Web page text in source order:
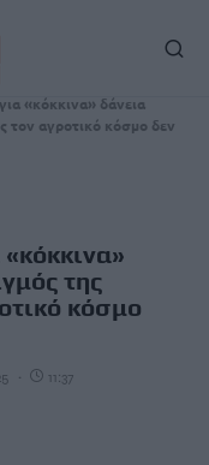
«κόκκινα» δάνεια
τον αγροτικό κόσμο δεν
της
κόσμο
11:37